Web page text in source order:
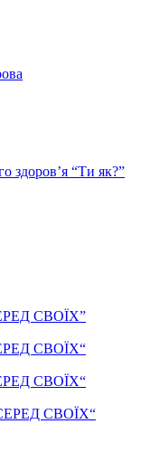
здоров’я “Ти як?”
СВОЇХ”
СВОЇХ“
СВОЇХ“
СВОЇХ“